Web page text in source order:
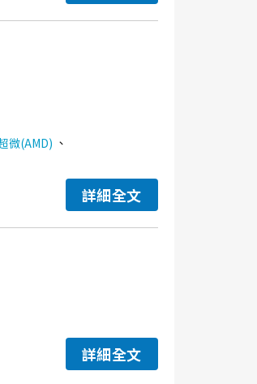
微(AMD) 、
詳細全文
詳細全文